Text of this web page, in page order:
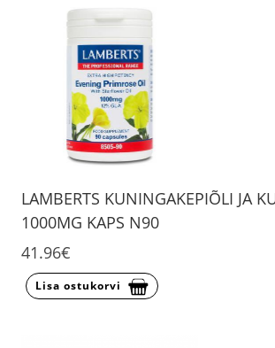
LAMBERTS KUNINGAKEPIÕLI JA
1000MG KAPS N90
41.96€
Lisa ostukorvi